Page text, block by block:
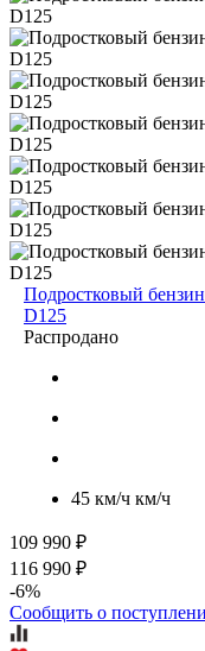
Подростковый
D125
Распродано
45 км/ч км/ч
109 990 ₽
116 990 ₽
-6%
Сообщить о